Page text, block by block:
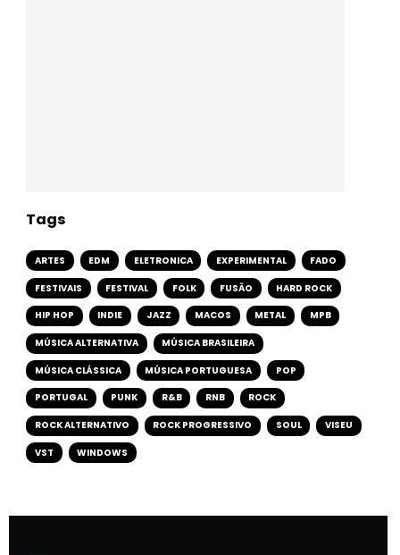
Tags
ARTES EDM ELETRONICA EXPERIMENTAL FADO
FESTIVAIS FESTIVAL FOLK FUSÃO HARD ROCK
HIP HOP INDIE JAZZ MACOS METAL MPB
MÚSICA ALTERNATIVA MÚSICA BRASILEIRA
MÚSICA CLÁSSICA MÚSICA PORTUGUESA POP
PORTUGAL PUNK R&B RNB ROCK
ROCK ALTERNATIVO ROCK PROGRESSIVO SOUL VISEU
VST WINDOWS